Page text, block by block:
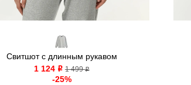
Свитшот c длинным рукавом
1 124 o 1 499o
-25%